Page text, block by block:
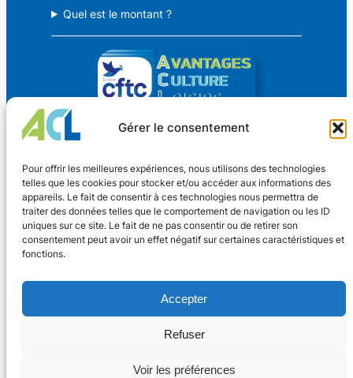
Gérer le consentement
Pour offrir les meilleures expériences, nous utilisons des technologies
telles que les cookies pour stocker et/ou accéder aux informations des
appareils. Le fait de consentir à ces technologies nous permettra de
traiter des données telles que le comportement de navigation ou les ID
uniques sur ce site. Le fait de ne pas consentir ou de retirer son
consentement peut avoir un effet négatif sur certaines caractéristiques et
fonctions.
Accepter
Refuser
Voir les préférences
Quel est le montant ?
Des avantages CSE pour TOUS !
Coordonnées
4 rue Dr Oberkirch
Facebook
Nouveaux Horaires
13h30 – 17h30
2024 Avantages Culture Loisirs